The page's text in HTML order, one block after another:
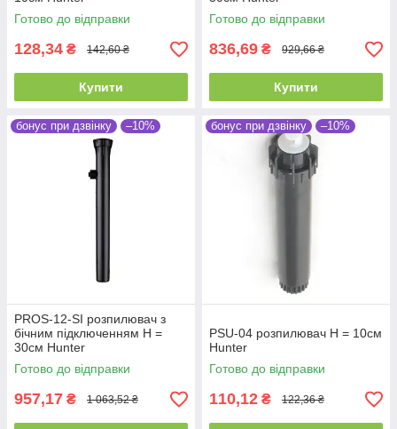
Готово до відправки
128,34 ₴ 142,60 ₴
Купити
Готово до відправки
836,69 ₴ 929,66 ₴
Купити
бонус при дзвінку –10%
PROS-12-SI розпилювач з
бічним підключенням Н =
30см Hunter
Готово до відправки
957,17 ₴ 1 063,52 ₴
бонус при дзвінку –10%
PSU-04 розпилювач Н = 10см
Hunter
Готово до відправки
110,12 ₴ 122,36 ₴